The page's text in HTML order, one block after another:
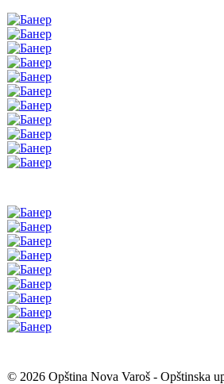
© 2026 Opština Nova Varoš - Opštinska